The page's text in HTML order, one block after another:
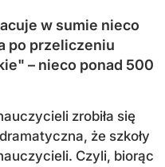
w sumie nieco
po przeliczeniu
– nieco ponad 500
zrobiła się
że szkoły
Czyli, biorąc